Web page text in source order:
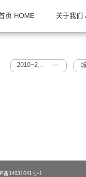
首页 HOME 关
2010~2015